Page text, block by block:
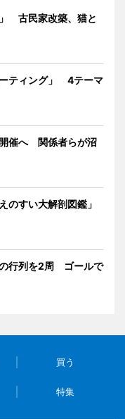
古民家改築、猫と
ティング」 4テーマ
催へ 関係者らが沼
のすい大解剖図鑑」
行列を2周 ゴールで
買う
特集